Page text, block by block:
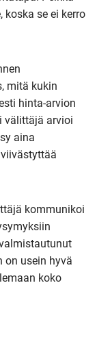
koska se ei kerro
mitä kukin
hinta-arvion
välittäjä arvioi
aina
kommunikoi
on usein hyvä
koko